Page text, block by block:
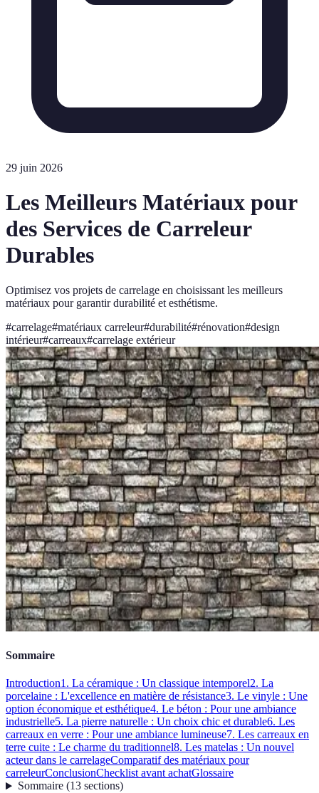
29 juin 2026
Les Meilleurs Matériaux pour
des Services de Carreleur
Durables
Optimisez vos projets de carrelage en choisissant les meilleurs
matériaux pour garantir durabilité et esthétisme.
#carrelage#matériaux carreleur#durabilité#rénovation#design
intérieur#carreaux#carrelage extérieur
Sommaire
Introduction1. La céramique : Un classique intemporel2. La
porcelaine : L'excellence en matière de résistance3. Le vinyle : Une
option économique et esthétique4. Le béton : Pour une ambiance
industrielle5. La pierre naturelle : Un choix chic et durable6. Les
carreaux en verre : Pour une ambiance lumineuse7. Les carreaux en
terre cuite : Le charme du traditionnel8. Les matelas : Un nouvel
acteur dans le carrelageComparatif des matériaux pour
carreleurConclusionChecklist avant achatGlossaire
Sommaire(13 sections)